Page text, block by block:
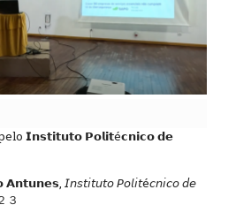
𝗜𝗻𝘀𝘁𝗶𝘁𝘂𝘁𝗼 𝗣𝗼𝗹𝗶𝘁é𝗰𝗻𝗶𝗰𝗼 𝗱𝗲
𝘐𝘯𝘴𝘵𝘪𝘵𝘶𝘵𝘰 𝘗𝘰𝘭𝘪𝘵é𝘤𝘯𝘪𝘤𝘰 𝘥𝘦
３